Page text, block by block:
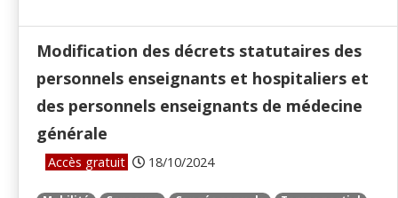
Modification des décrets statutaires des
personnels enseignants et hospitaliers et
des personnels enseignants de médecine
générale
Accès gratuit 18/10/2024